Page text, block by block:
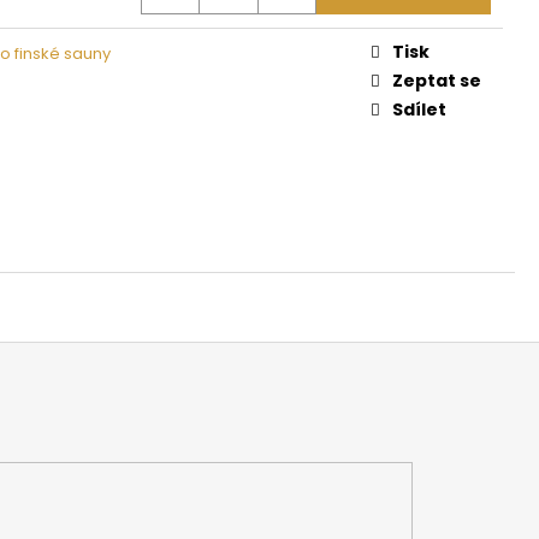
finské sauny
Tisk
Zeptat se
Sdílet
DŘEVO HARVIA